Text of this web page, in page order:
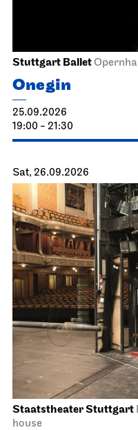
Stuttgart Ballet
Onegin
25.09.2026
19:00 - 21:30
Sat, 26.09.2026
Staatstheater Stuttgart
house